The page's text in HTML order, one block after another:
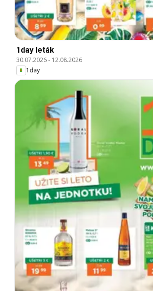
1day leták
30.07.2026- 12.08.2026
1day